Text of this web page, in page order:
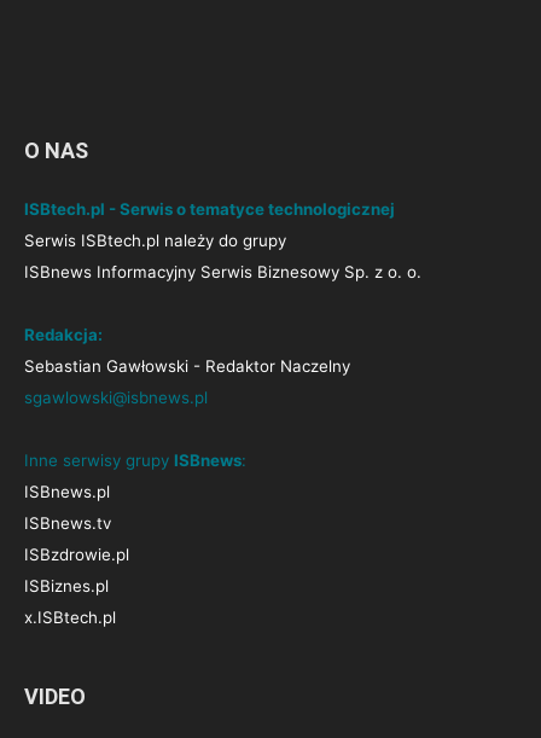
O NAS
ISBtech.pl - Serwis o tematyce technologicznej
Serwis ISBtech.pl należy do grupy
ISBnews Informacyjny Serwis Biznesowy Sp. z o. o.
Redakcja:
Sebastian Gawłowski - Redaktor Naczelny
sgawlowski@isbnews.pl
Inne serwisy grupy ISBnews:
ISBnews.pl
ISBnews.tv
ISBzdrowie.pl
ISBiznes.pl
x.ISBtech.pl
VIDEO